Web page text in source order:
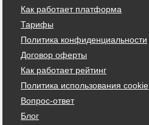
Как работает платформа
Тарифы
Политика конфиденциальности
Договор оферты
Как работает рейтинг
Политика использования cookie
Вопрос-ответ
Блог